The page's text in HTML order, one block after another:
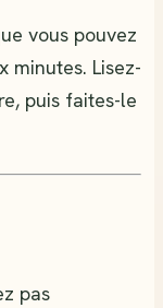
vous pouvez
minutes. Lisez-
puis faites-le
pas